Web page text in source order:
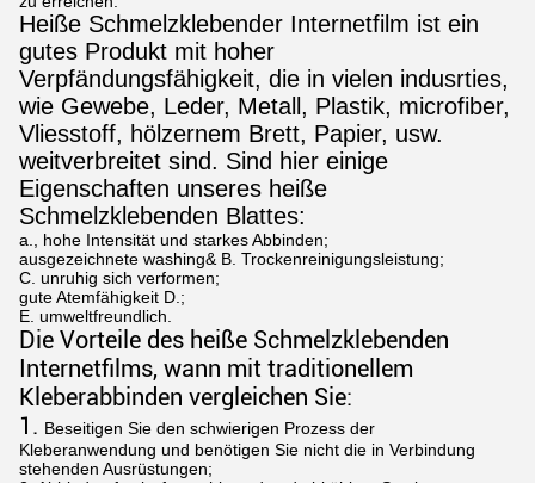
Heiße Schmelzklebender Internetfilm ist ein
gutes Produkt mit hoher
Verpfändungsfähigkeit, die in vielen indusrties,
wie Gewebe, Leder, Metall, Plastik, microfiber,
Vliesstoff, hölzernem Brett, Papier, usw.
weitverbreitet sind. Sind hier einige
Eigenschaften unseres heiße
Schmelzklebenden Blattes:
a., hohe Intensität und starkes Abbinden;
ausgezeichnete washing& B. Trockenreinigungsleistung;
C. unruhig sich verformen;
gute Atemfähigkeit D.;
E. umweltfreundlich.
Die Vorteile des heiße Schmelzklebenden
Internetfilms, wann mit traditionellem
Kleberabbinden vergleichen Sie:
1. Beseitigen Sie den schwierigen Prozess der
Kleberanwendung und benötigen Sie nicht die in Verbindung
stehenden Ausrüstungen;